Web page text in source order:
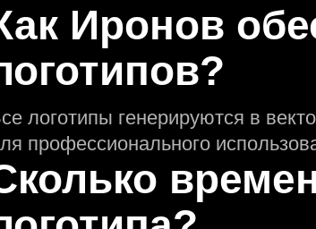
Иронов
логотипы генерируются в
профессионального